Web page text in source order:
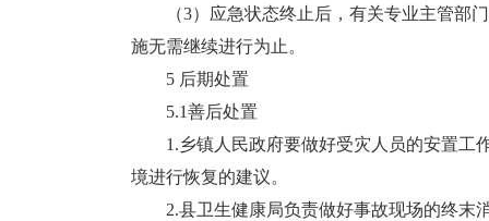
（3）应急状态终止后，有关专业主管部门
施无需继续进行为止。
5 后期处置
5.1善后处置
1.乡镇人民政府要做好受灾人员的安置工
境进行恢复的建议。
2.县卫生健康局负责做好事故现场的终末